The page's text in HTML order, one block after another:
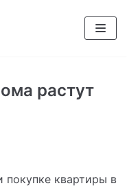
растут
квартиры в